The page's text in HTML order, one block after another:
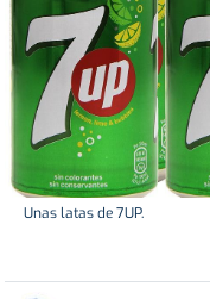
Unas latas de 7UP.